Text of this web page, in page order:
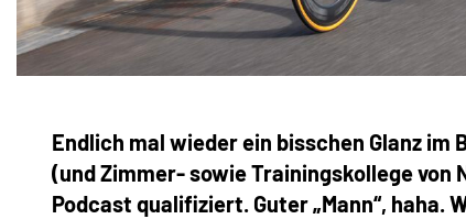
Endlich mal wieder ein bisschen Glanz im
(und Zimmer- sowie Trainingskollege von
Podcast qualifiziert. Guter „Mann“, haha.